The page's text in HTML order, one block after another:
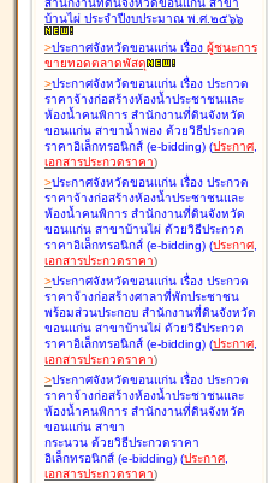
สำนักงานที่ดินจังหวัดขอนแก่น สาขา
บ้านไผ่ ประจำปีงบประมาณ พ.ศ.๒๕๖๖
>ประกาศจังหวัดขอนแก่น เรื่อง ผู้ชนะการ
ขายทอดตลาดพัสดุ
>ประกาศจังหวัดขอนแก่น เรื่อง ประกวด
ราคาจ้างก่อสร้างห้องน้ำประชาชนและ
ห้องน้ำคนพิการ สำนักงานที่ดินจังหวัด
ขอนแก่น สาขาน้ำพอง ด้วยวิธีประกวด
ราคาอิเล็กทรอนิกส์ (e-bidding) (ประกาศ,
เอกสารประกวดราคา)
>ประกาศจังหวัดขอนแก่น เรื่อง ประกวด
ราคาจ้างก่อสร้างห้องน้ำประชาชนและ
ห้องน้ำคนพิการ สำนักงานที่ดินจังหวัด
ขอนแก่น สาขาบ้านไผ่ ด้วยวิธีประกวด
ราคาอิเล็กทรอนิกส์ (e-bidding) (ประกาศ,
เอกสารประกวดราคา)
>ประกาศจังหวัดขอนแก่น เรื่อง ประกวด
ราคาจ้างก่อสร้างศาลาที่พักประชาชน
พร้อมส่วนประกอบ สำนักงานที่ดินจังหวัด
ขอนแก่น สาขาบ้านไผ่ ด้วยวิธีประกวด
ราคาอิเล็กทรอนิกส์ (e-bidding) (ประกาศ,
เอกสารประกวดราคา)
>ประกาศจังหวัดขอนแก่น เรื่อง ประกวด
ราคาจ้างก่อสร้างห้องน้ำประชาชนและ
ห้องน้ำคนพิการ สำนักงานที่ดินจังหวัด
ขอนแก่น สาขา
กระนวน ด้วยวิธีประกวดราคา
อิเล็กทรอนิกส์ (e-bidding) (ประกาศ,
เอกสารประกวดราคา)